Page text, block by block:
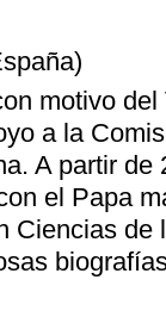
motivo
a la
A partir de
el Papa
Ciencias de